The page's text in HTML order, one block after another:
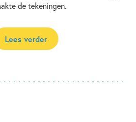
de tekeningen.
Lees verder